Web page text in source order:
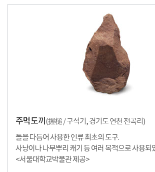
주먹도끼 (握槌/ 구석기, 경기도 연천 전곡리)
돌을 다듬어 사용한 인류 최초의 도구.
사냥이나 나무뿌리 캐기 등 여러 목적으로 사용되
<서울대학교박물관 제공>